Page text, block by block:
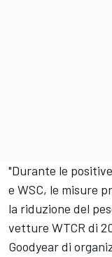
"Durante le
e WSC, le misure
la riduzione del
vetture WTCR di
Goodyear di